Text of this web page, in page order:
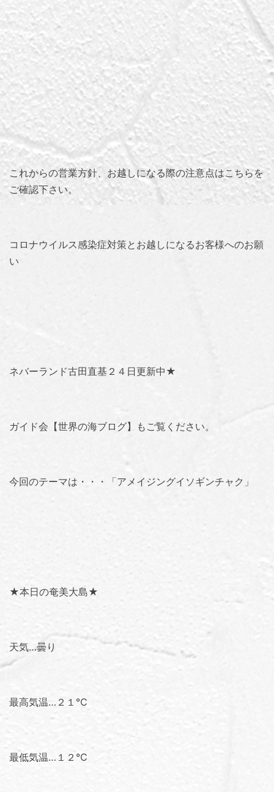
これからの営業方針、お越しになる際の注意点はこちらを
ご確認下さい。
コロナウイルス感染症対策とお越しになるお客様へのお願
い
ネバーランド古田直基２４日更新中★
ガイド会【世界の海ブログ】 もご覧ください。
今回のテーマは・・・「アメイジングイソギンチャク 」
★本日の奄美大島★
天気…曇り
最高気温…２１℃
最低気温…１２℃